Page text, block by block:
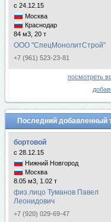
с 24.12.15
Москва
Краснодар
84 м3, 20 т
ООО "СпецМонолитСтрой"
+7 (961) 523-23-81
посмотреть
Последний добавленный
бортовой
с 28.12.15
Нижний Новгород
Москва
8.05 м3, 1.02 т
физ.лицо Туманов Павел
Леонидович
+7 (920) 029-69-47